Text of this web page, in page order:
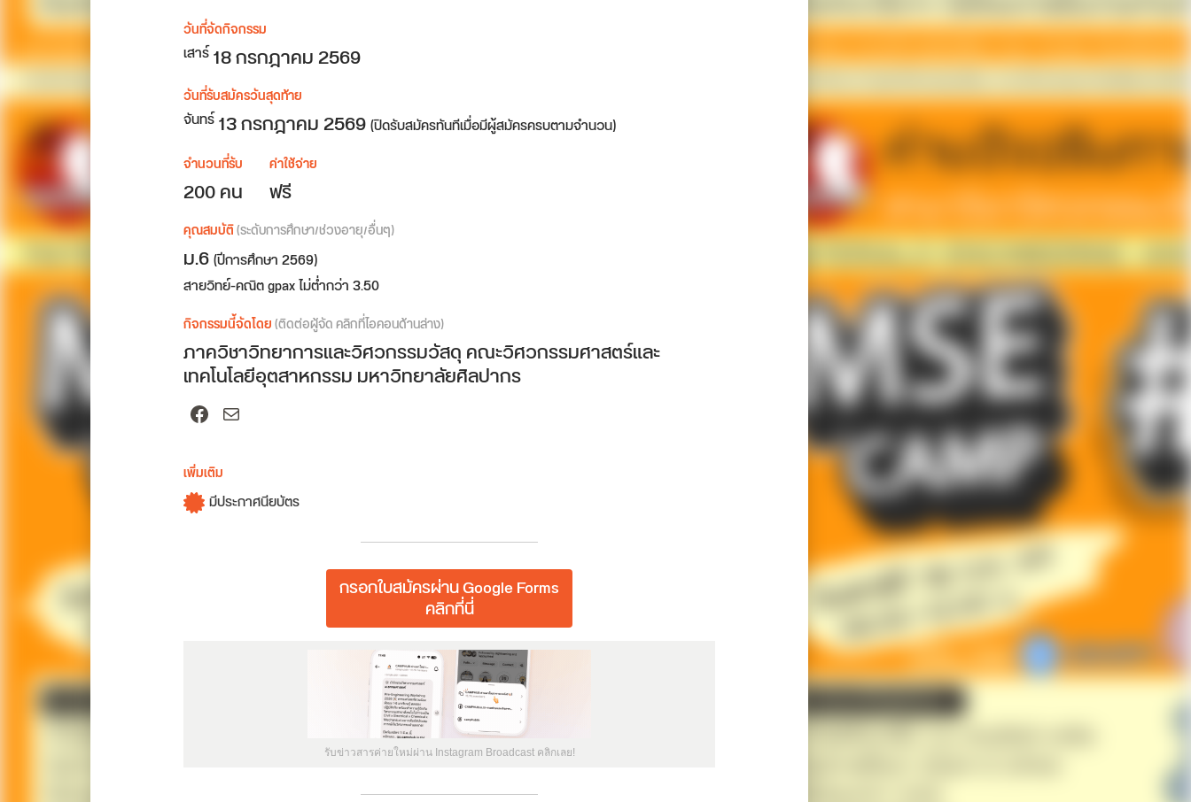
วันที่จัดกิจกรรม
เสาร์18กรกฎาคม 2569
วันที่รับสมัครวันสุดท้าย
จันทร์13 กรกฎาคม 2569(ปิดรับสมัครทันทีเมื่อมีผู้สมัครครบตามจำนวน)
จำนวนที่รับ
200 คน
ค่าใช้จ่าย
ฟรี
คุณสมบัติ(ระดับการศึกษา/ช่วงอายุ/อื่นๆ)
ม.6(ปีการศึกษา 2569)
สายวิทย์-คณิต gpax ไม่ต่ำกว่า 3.50
กิจกรรมนี้จัดโดย(ติดต่อผู้จัด คลิกที่ไอคอนด้านล่าง)
ภาควิชาวิทยาการและวิศวกรรมวัสดุ คณะวิศวกรรมศาสตร์และ
เทคโนโลยีอุตสาหกรรม มหาวิทยาลัยศิลปากร
Facebook
Mail
เพิ่มเติม
มีประกาศนียบัตร
กรอกใบสมัครผ่าน Google Forms
คลิกที่นี่
รับข่าวสารค่ายใหม่ผ่าน Instagram Broadcast คลิกเลย!